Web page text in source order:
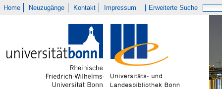
Home Neuzugänge Kontakt Impressum Erweiterte Suche